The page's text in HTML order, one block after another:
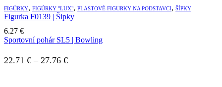
FIGÚRKY, FIGÚRKY "LUX", PLASTOVÉ FIGURKY NA PODSTAVCI, ŠÍPKY
Figurka F0139 | Šipky
6.27 €
Sportovní pohár SL5 | Bowling
22.71 € – 27.76 €